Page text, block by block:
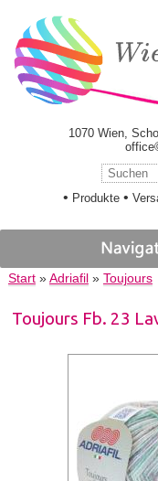
1070 Wien,
• Produkte •
Start» Adriafil » Toujours
Toujours Fb. 23